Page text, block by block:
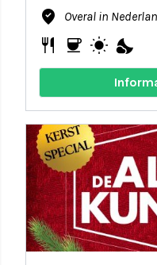
where_to_vote Overal in
restaurant coffee wb_sunny nights_stay